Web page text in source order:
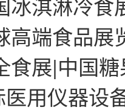
高端食品展
食展|中国
用仪器设